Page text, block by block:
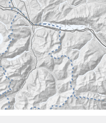
23,0 °C
23,0 °C
22,9 °C
22,9 °C
22,8 °C
22,8 °C
22,8 °C